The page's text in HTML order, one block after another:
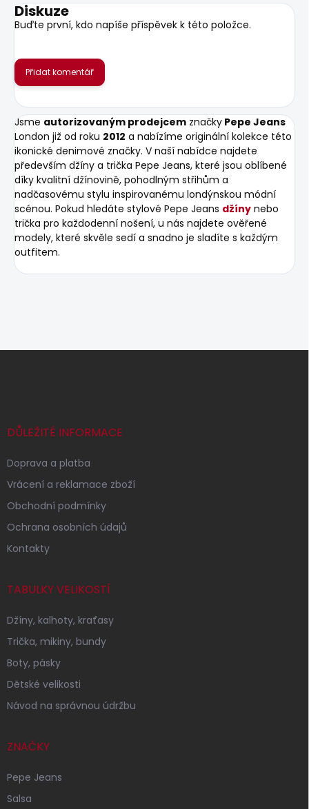
Diskuze
Buďte první, kdo napíše příspěvek k této položce.
Přidat komentář
Jsme autorizovaným prodejcem značky Pepe Jeans
London již od roku 2012 a nabízíme originální kolekce této
ikonické denimové značky. V naší nabídce najdete
především džíny a trička Pepe Jeans, které jsou oblíbené
díky kvalitní džínovině, pohodlným střihům a
nadčasovému stylu inspirovanému londýnskou módní
scénou. Pokud hledáte stylové Pepe Jeans džíny nebo
trička pro každodenní nošení, u nás najdete ověřené
modely, které skvěle sedí a snadno je sladíte s každým
outfitem.
Z
DŮLEŽITÉ INFORMACE
Doprava a platba
Vrácení a reklamace zboží
Obchodní podmínky
Ochrana osobních údajů
Kontakty
TABULKY VELIKOSTÍ
Džíny, kalhoty, kraťasy
Trička, mikiny, bundy
Boty, pásky
Dětské velikosti
Návod na správnou údržbu
ZNAČKY
Pepe Jeans
Salsa